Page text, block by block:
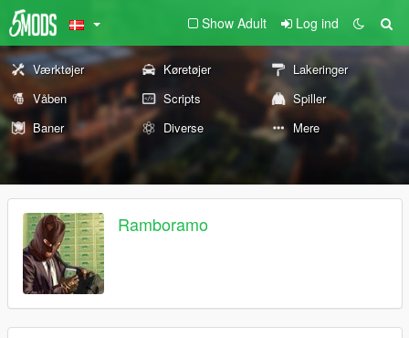
Show Adult Log ind
Værktøjer Køretøjer
Lakeringer
Våben
Scripts
Spiller
Baner
Diverse Mere
Ramboramo